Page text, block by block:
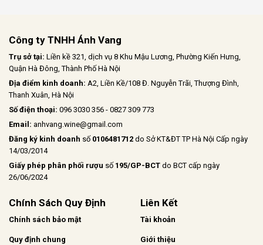
Công ty TNHH Ánh Vang
Trụ sở tại: Liền kề 321, dịch vụ 8 Khu Mậu Lương, Phường Kiến Hưng,
Quận Hà Đông, Thành Phố Hà Nội
Địa điểm kinh doanh: A2, Liền Kề/108 Đ. Nguyễn Trãi, Thượng Đình,
Thanh Xuân, Hà Nội
Số điện thoại: 096 3030 356 - 0827 309 773
Email: anhvang.wine@gmail.com
Đăng ký kinh doanh số 0106481712 do Sở KT&ĐT TP Hà Nội Cấp ngày
14/03/2014
Giấy phép phân phối rượu số 195/GP-BCT do BCT cấp ngày
26/06/2024
Chính Sách Quy Định
Chính sách bảo mật
Quy định chung
Liên Kết
Tài khoản
Giới thiệu